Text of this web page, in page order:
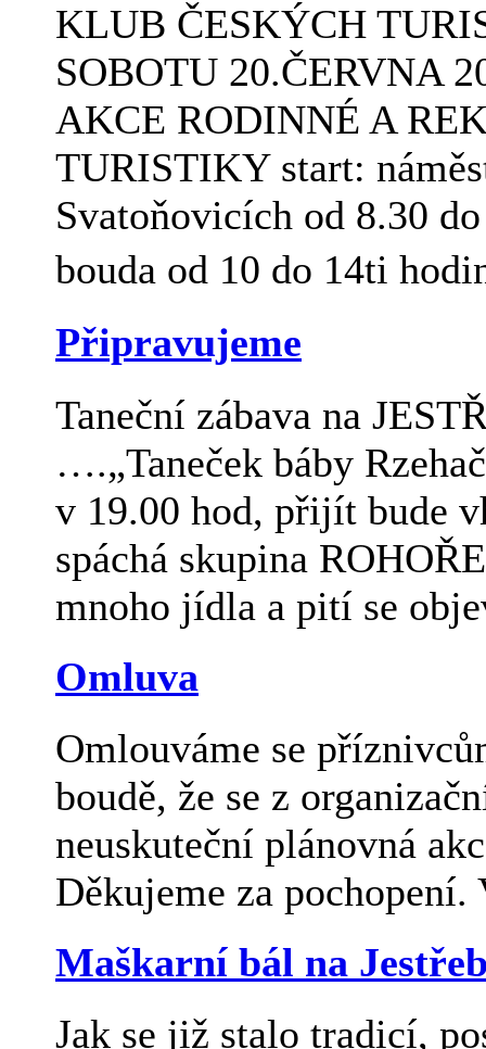
KLUB ČESKÝCH
SOBOTU 20.ČERVNA
AKCE RODINNÉ A
TURISTIKY start:
Svatoňovicích od 8.30
bouda od 10 do 14ti
Připravujeme
Taneční zábava na
….„Taneček báby
v 19.00 hod, přijít bude
spáchá skupina
mnoho jídla a pití se
Omluva
Omlouváme se
boudě, že se z
neuskuteční plánovná
Děkujeme za
Maškarní bál na
Jak se již stalo tradicí,